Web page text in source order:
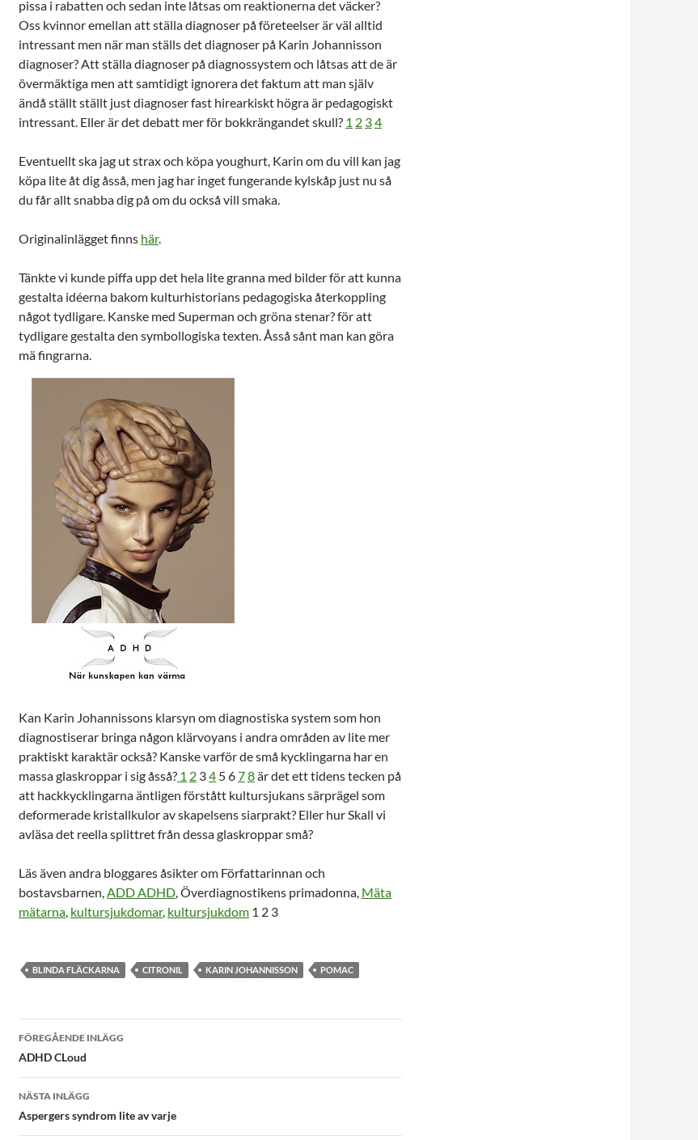
pissa i rabatten och sedan inte låtsas om reaktionerna det väcker?
Oss kvinnor emellan att ställa diagnoser på företeelser är väl alltid
intressant men när man ställs det diagnoser på Karin Johannisson
diagnoser? Att ställa diagnoser på diagnossystem och låtsas att de är
övermäktiga men att samtidigt ignorera det faktum att man själv
ändå ställt ställt just diagnoser fast hirearkiskt högra är pedagogiskt
intressant. Eller är det debatt mer för bokkrängandet skull? 1 2 34
Eventuellt ska jag ut strax och köpa youghurt, Karin om du vill kan jag
köpa lite åt dig åsså, men jag har inget fungerande kylskåp just nu så
du får allt snabba dig på om du också vill smaka.
Originalinlägget finns här.
Tänkte vi kunde piffa upp det hela lite granna med bilder för att kunna
gestalta idéerna bakom kulturhistorians pedagogiska återkoppling
något tydligare. Kanske med Superman och gröna stenar? för att
tydligare gestalta den symbollogiska texten. Åsså sånt man kan göra
mä fingrarna.
Kan Karin Johannissons klarsyn om diagnostiska system som hon
diagnostiserar bringa någon klärvoyans i andra områden av lite mer
praktiskt karaktär också? Kanske varför de små kycklingarna har en
massa glaskroppar i sig åsså? 1 2 34 5 678är det ett tidens tecken på
att hackkycklingarna äntligen förstått kultursjukans särprägel som
deformerade kristallkulor av skapelsens siarprakt? Eller hur Skall vi
avläsa det reella splittret från dessa glaskroppar små?
Läs även andra bloggares åsikter om Författarinnan och
bostavsbarnen,ADD ADHD, Överdiagnostikens primadonna, Mäta
mätarna, kultursjukdomar, kultursjukdom 1 2 3
BLINDA FLÄCKARNA CITRONIL KARIN JOHANNISSON POMAC
Inläggsnavigering
FÖREGÅENDE INLÄGG
ADHD CLoud
NÄSTA INLÄGG
Aspergers syndrom lite av varje